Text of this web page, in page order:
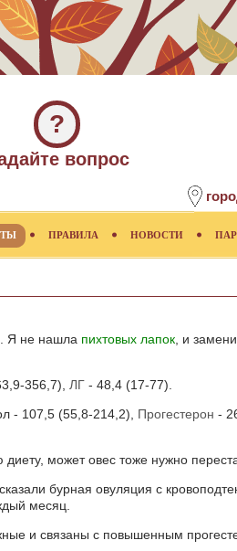
?
вопрос
ПРАВИЛА НОВОСТИ
Я не нашла пихтовых лапок , и
356,7), ЛГ - 48,4 (17-77).
- 107,5 (55,8-214,2), Прогестерон -
может овес тоже нужно
бурная овуляция с
месяц.
и связаны с повышенным